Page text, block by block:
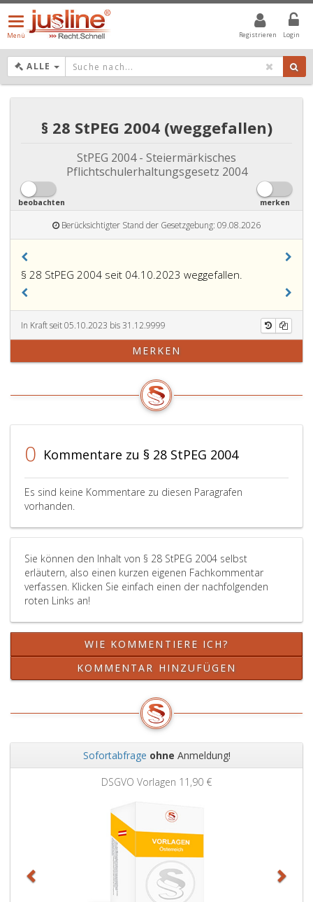
Registrieren Login
Menü
öffnen/schließen
Menü
ALLE DROPDOWN: GEWÄHLTER WERT IST ALLE
§ 28 StPEG 2004 (weggefallen)
StPEG 2004 - Steiermärkisches
Pflichtschulerhaltungsgesetz 2004
beobachten merken
Berücksichtigter Stand der Gesetzgebung: 09.08.2026
§ 28 StPEG 2004 seit 04.10.2023 weggefallen.
In Kraft seit 05.10.2023 bis 31.12.9999
MERKEN
0 Kommentare zu § 28 StPEG 2004
Es sind keine Kommentare zu diesen Paragrafen
vorhanden.
Sie können den Inhalt von § 28 StPEG 2004 selbst
erläutern, also einen kurzen eigenen Fachkommentar
verfassen. Klicken Sie einfach einen der nachfolgenden
roten Links an!
WIE KOMMENTIERE ICH?
KOMMENTAR HINZUFÜGEN
Sofortabfrage ohne Anmeldung!
DSGVO Vorlagen 11,90 €